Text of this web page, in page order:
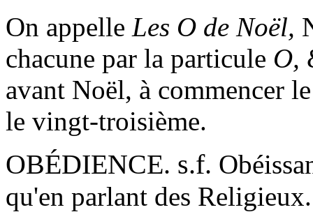
On appelle Les O de Noël,
chacune par la particule O,
avant Noël, à commencer
le vingt-troisième.
OBÉDIENCE. s.f.
qu'en parlant des